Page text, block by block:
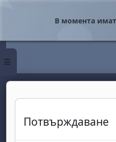
Страничен панел
В момента
Потвърждаване